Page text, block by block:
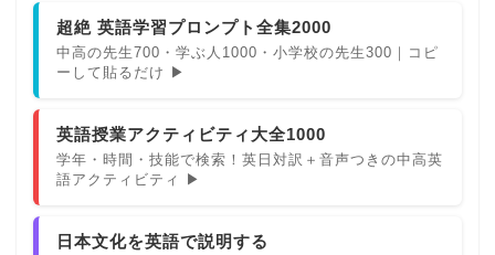
超絶 英語学習プロンプト全集2000
中高の先生700・学ぶ人1000・小学校の先生300｜コピ
ーして貼るだけ ▶
英語授業アクティビティ大全1000
学年・時間・技能で検索！英日対訳＋音声つきの中高英
語アクティビティ ▶
日本文化を英語で説明する